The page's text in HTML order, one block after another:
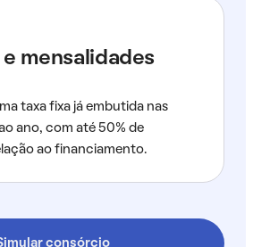
e mensalidades
taxa fixa já embutida nas
ano, com até 50% de
ao financiamento.
consórcio